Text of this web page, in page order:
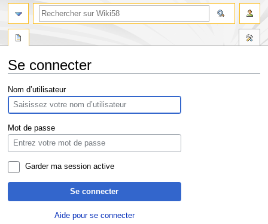
Se connecter
Aller
à
la
navigation
Aller
à
la
recherche
Nom d’utilisateur
Mot de passe
Garder ma session active
Se connecter
Aide pour se connecter